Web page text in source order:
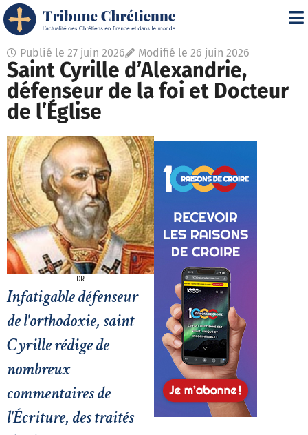
Publié le 27 juin 2026 Modifié le 26 juin 2026
Saint Cyrille d’Alexandrie,
défenseur de la foi et Docteur
de l’Église
DR
Infatigable défenseur
de l'orthodoxie, saint
Cyrille rédige de
nombreux
commentaires de
l'Écriture, des traités